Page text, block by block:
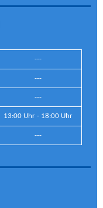
---
---
---
13:00 Uhr - 18:00 Uhr
---